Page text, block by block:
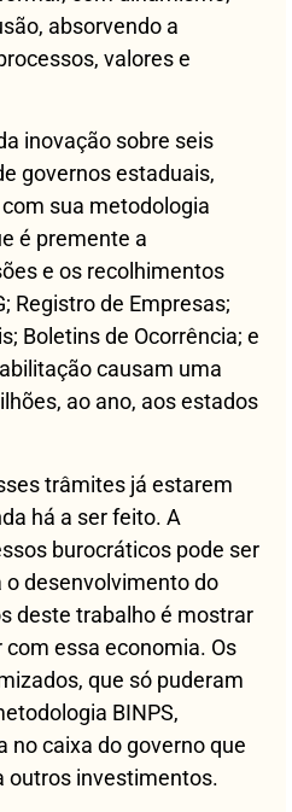
absorvendo a
valores e
inovação sobre seis
governos estaduais,
sua metodologia
é premente a
e os recolhimentos
Registro de Empresas;
Boletins de Ocorrência; e
causam uma
ao ano, aos estados
trâmites já estarem
há a ser feito. A
burocráticos pode ser
desenvolvimento do
deste trabalho é mostrar
essa economia. Os
que só puderam
BINPS,
no caixa do governo que
outros investimentos.